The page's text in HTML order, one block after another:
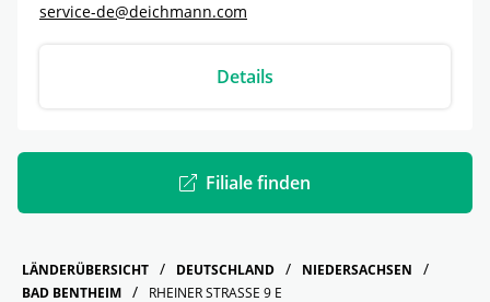
service-de@deichmann.com
Details
Filiale finden
LÄNDERÜBERSICHT DEUTSCHLAND
NIEDERSACHSEN
BAD BENTHEIM
RHEINER STRASSE 9 E